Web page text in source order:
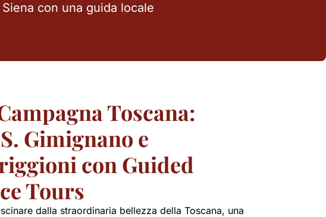
con una guida locale
Toscana:
Gimignano e
con Guided
Tours
dalla straordinaria bellezza della Toscana, una